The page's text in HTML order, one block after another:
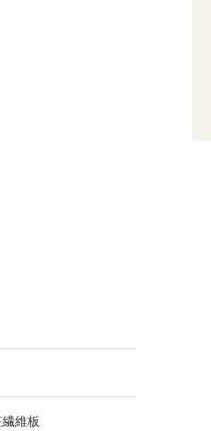
り機能
維板